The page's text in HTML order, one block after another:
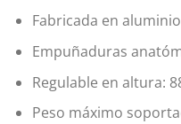
Fabricada en aluminio
Empuñaduras
Regulable en altura:
Peso máximo